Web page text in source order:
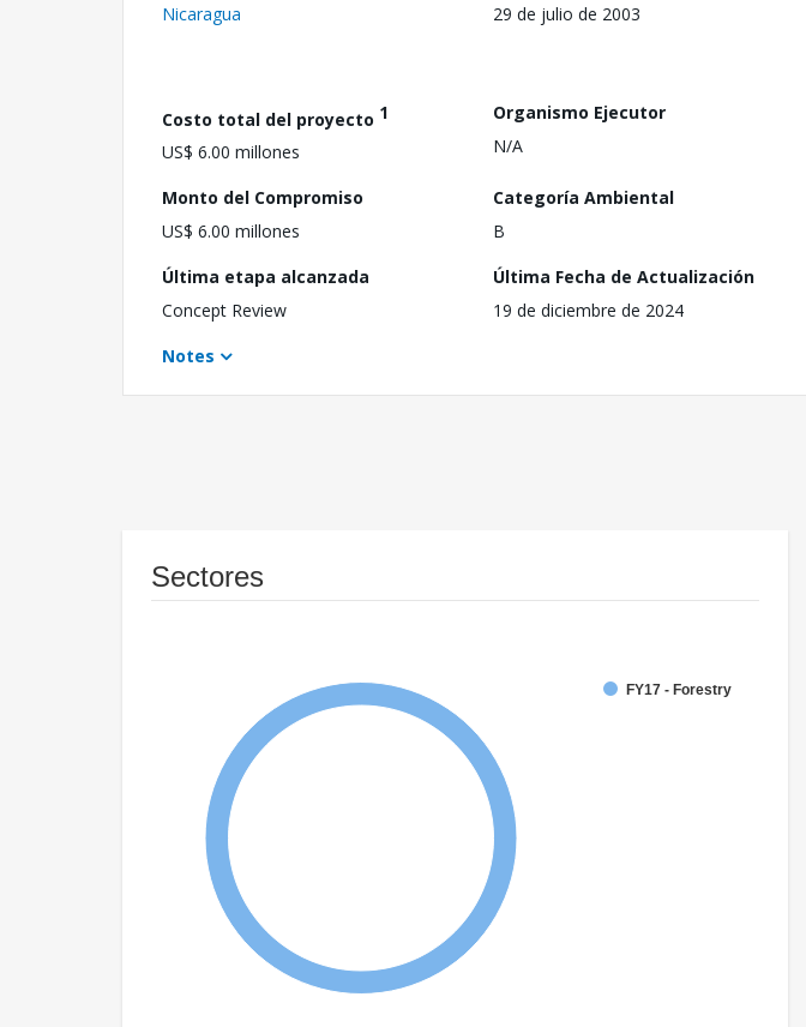
Nicaragua
29 de julio de 2003
Costo total del proyecto 1
US$ 6.00 millones
Organismo Ejecutor
N/A
Monto del Compromiso
US$ 6.00 millones
Categoría Ambiental
B
Última etapa alcanzada
Concept Review
Última Fecha de Actualización
19 de diciembre de 2024
Notes
Sectores
FY17 - Forestry